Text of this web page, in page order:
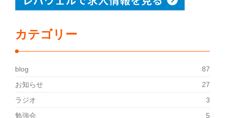
カテゴリー
blog
87
お知らせ
27
ラジオ
3
勉強会
5